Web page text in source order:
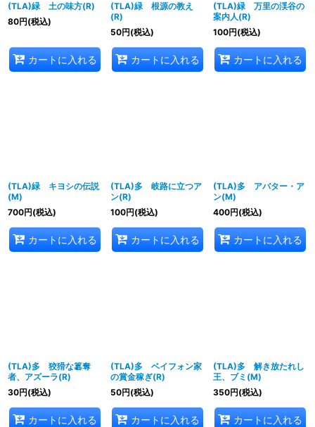
(TLA)緑 土の味方(R)
80円(税込)
カートに入れる
(TLA)緑 根源の教え
(R)
50円(税込)
カートに入れる
(TLA)緑 万里の渓谷の
案内人(R)
100円(税込)
カートに入れる
(TLA)緑 キヨシの伝説
(M)
700円(税込)
カートに入れる
(TLA)多 岐路に立つア
ン(R)
100円(税込)
カートに入れる
(TLA)多 アバター・ア
ン(M)
400円(税込)
カートに入れる
(TLA)多 狡猾な簒奪
者、アズーラ(R)
30円(税込)
カートに入れる
(TLA)多 ベイフォン家
の賞金稼ぎ(R)
50円(税込)
カートに入れる
(TLA)多 解き放たれし
王、ブミ(M)
350円(税込)
カートに入れる